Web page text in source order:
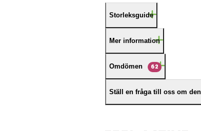
Storleksguide
Mer information
Omdömen 62
Ställ en fråga till oss om